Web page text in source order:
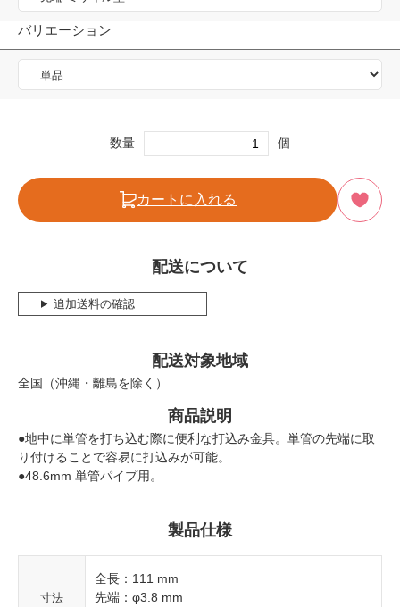
バリエーション
数量 個
カートに入れる
配送について
追加送料の確認
配送対象地域
全国（沖縄・離島を除く）
商品説明
●地中に単管を打ち込む際に便利な打込み金具。単管の先端に取
り付けることで容易に打込みが可能。
●48.6mm 単管パイプ用。
製品仕様
寸法
全長：111 mm
先端：φ3.8 mm